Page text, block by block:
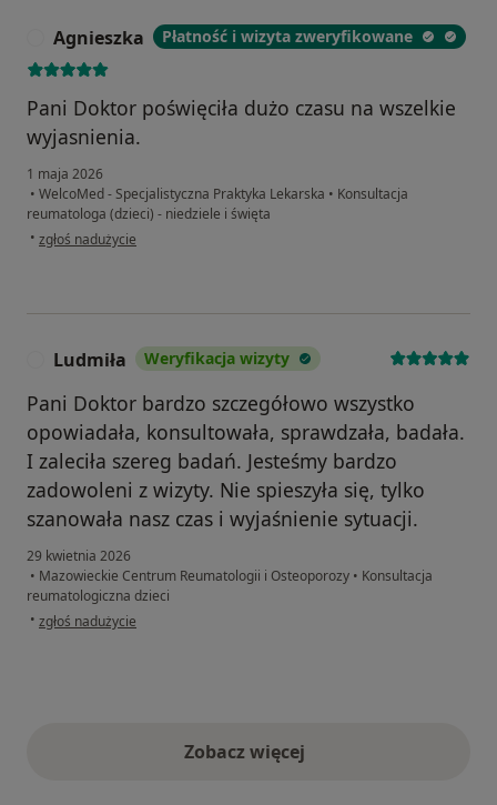
Agnieszka Płatność i wizyta zweryfikowane
Pani Doktor poświęciła dużo czasu na wszelkie
wyjasnienia.
1 maja 2026
• WelcoMed - Specjalistyczna Praktyka Lekarska • Konsultacja
reumatologa (dzieci) - niedziele i święta
• w opinii użytkownika Agnieszka
zgłoś nadużycie
Ludmiła Weryfikacja wizyty
Pani Doktor bardzo szczegółowo wszystko
opowiadała, konsultowała, sprawdzała, badała.
I zaleciła szereg badań. Jesteśmy bardzo
zadowoleni z wizyty. Nie spieszyła się, tylko
szanowała nasz czas i wyjaśnienie sytuacji.
29 kwietnia 2026
• Mazowieckie Centrum Reumatologii i Osteoporozy • Konsultacja
reumatologiczna dzieci
• w opinii użytkownika Ludmiła
zgłoś nadużycie
Zobacz więcejopinie powyżej